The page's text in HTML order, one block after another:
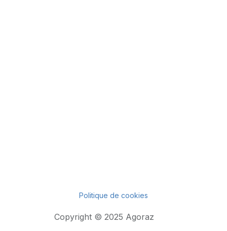
Politique de cookies
Copyright © 2025 Agoraz